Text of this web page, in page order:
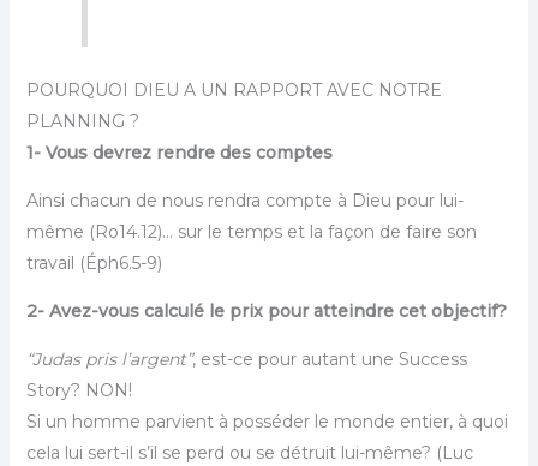
POURQUOI DIEU A UN RAPPORT AVEC NOTRE
PLANNING ?
1- Vous devrez rendre des comptes
Ainsi chacun de nous rendra compte à Dieu pour lui-
même (Ro14.12)… sur le temps et la façon de faire son
travail (Éph6.5-9)
2- Avez-vous calculé le prix pour atteindre cet objectif?
“Judas pris l’argent”, est-ce pour autant une Success
Story? NON!
Si un homme parvient à posséder le monde entier, à quoi
cela lui sert-il s’il se perd ou se détruit lui-même? (Luc